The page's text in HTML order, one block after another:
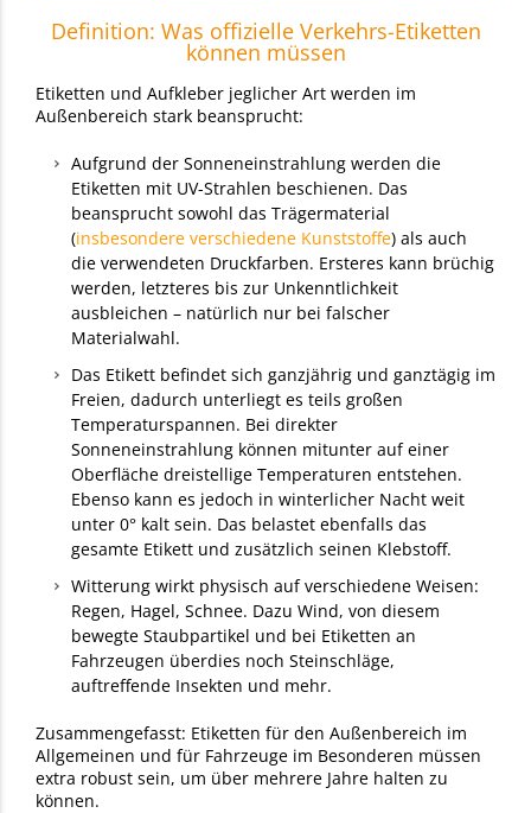
Definition: Was offizielle Verkehrs-Etiketten
können müssen
Etiketten und Aufkleber jeglicher Art werden im
Außenbereich stark beansprucht:
Aufgrund der Sonneneinstrahlung werden die
Etiketten mit UV-Strahlen beschienen. Das
beansprucht sowohl das Trägermaterial
(insbesondere verschiedene Kunststoffe) als auch
die verwendeten Druckfarben. Ersteres kann brüchig
werden, letzteres bis zur Unkenntlichkeit
ausbleichen – natürlich nur bei falscher
Materialwahl.
Das Etikett befindet sich ganzjährig und ganztägig im
Freien, dadurch unterliegt es teils großen
Temperaturspannen. Bei direkter
Sonneneinstrahlung können mitunter auf einer
Oberfläche dreistellige Temperaturen entstehen.
Ebenso kann es jedoch in winterlicher Nacht weit
unter 0° kalt sein. Das belastet ebenfalls das
gesamte Etikett und zusätzlich seinen Klebstoff.
Witterung wirkt physisch auf verschiedene Weisen:
Regen, Hagel, Schnee. Dazu Wind, von diesem
bewegte Staubpartikel und bei Etiketten an
Fahrzeugen überdies noch Steinschläge,
auftreffende Insekten und mehr.
Zusammengefasst: Etiketten für den Außenbereich im
Allgemeinen und für Fahrzeuge im Besonderen müssen
extra robust sein, um über mehrere Jahre halten zu
können.